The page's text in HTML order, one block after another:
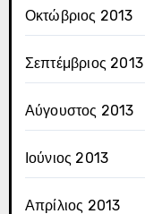
Οκτώβριος 2013
Σεπτέμβριος 2013
Αύγουστος 2013
Ιούνιος 2013
Απρίλιος 2013